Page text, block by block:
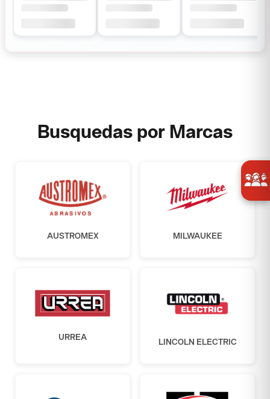
Busquedas por Marcas
AUSTROMEX MILWAUKEE
URREA LINCOLN ELECTRIC